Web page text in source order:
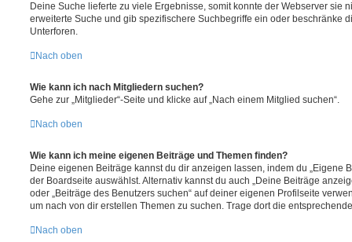
Deine Suche lieferte zu viele Ergebnisse, somit konnte der Webserver sie
erweiterte Suche und gib spezifischere Suchbegriffe ein oder beschränke
Unterforen.
Nach oben
Wie kann ich nach Mitgliedern suchen?
Gehe zur „Mitglieder“-Seite und klicke auf „Nach einem Mitglied suchen“.
Nach oben
Wie kann ich meine eigenen Beiträge und Themen finden?
Deine eigenen Beiträge kannst du dir anzeigen lassen, indem du „Eigene
der Boardseite auswählst. Alternativ kannst du auch „Deine Beiträge
oder „Beiträge des Benutzers suchen“ auf deiner eigenen Profilseite
um nach von dir erstellen Themen zu suchen. Trage dort die
Nach oben